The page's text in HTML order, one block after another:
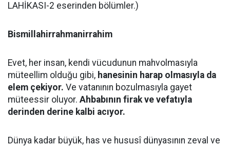
LAHİKASI-2 eserinden bölümler.)
Bismillahirrahmanirrahim
Evet, her insan, kendi vücudunun mahvolmasıyla
müteellim olduğu gibi, hanesinin harap olmasıyla da
elem çekiyor. Ve vatanının bozulmasıyla gayet
müteessir oluyor. Ahbabının firak ve vefatıyla
derinden derine kalbi acıyor.
Dünya kadar büyük, has ve hususî dünyasının zeval ve